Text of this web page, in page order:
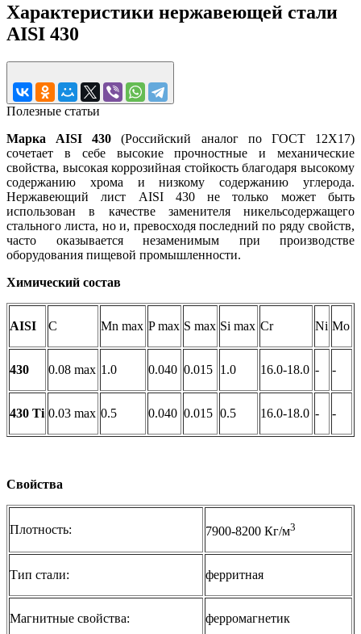
Характеристики нержавеющей стали
AISI 430
Полезные статьи
Марка AISI 430 (Российский аналог по ГОСТ 12Х17)
сочетает в себе высокие прочностные и механические
свойства, высокая коррозийная стойкость благодаря высокому
содержанию хрома и низкому содержанию углерода.
Нержавеющий лист AISI 430 не только может быть
использован в качестве заменителя никельсодержащего
стального листа, но и, превосходя последний по ряду свойств,
часто оказывается незаменимым при производстве
оборудования пищевой промышленности.
Химический состав
AISI C Mn max P max S max Si max Cr Ni Mo
430 0.08 max 1.0 0.040 0.015 1.0 16.0-18.0 - -
430 Ti 0.03 max 0.5 0.040 0.015 0.5 16.0-18.0 - -
Свойства
Плотность: 7900-8200 Кг/м3
Тип стали: ферритная
Магнитные свойства: ферромагнетик